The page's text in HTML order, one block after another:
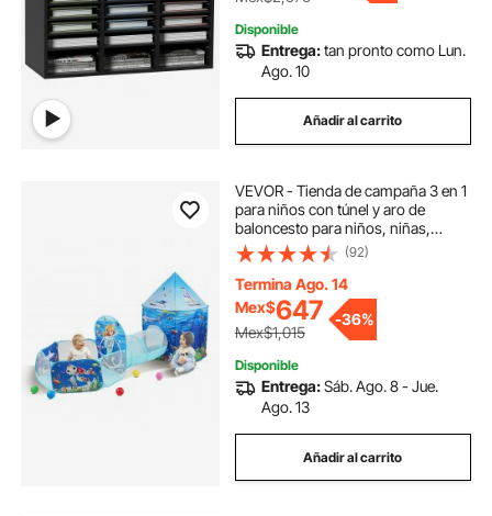
Disponible
Entrega:tan pronto como Lun.
Ago. 10
Añadir al carrito
VEVOR - Tienda de campaña 3 en 1
para niños con túnel y aro de
baloncesto para niños, niñas,
bebés y niños pequeños. Casa de
juegos desplegable para interior y
exterior con bolsa de transporte y
correas. Regalos de cumpleaños,
color azul océano.
(92)
Termina Ago. 14
Mex$647
Mex$1,015
-36%
Disponible
Entrega:Sáb. Ago. 8 - Jue.
Ago. 13
Añadir al carrito